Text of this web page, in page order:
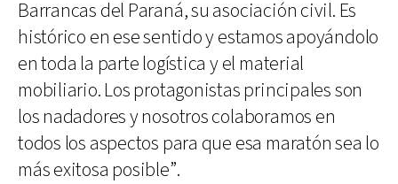
Barrancas del Paraná, su asociación civil. Es
histórico en ese sentido y estamos apoyándolo
en toda la parte logística y el material
mobiliario. Los protagonistas principales son
los nadadores y nosotros colaboramos en
todos los aspectos para que esa maratón sea lo
más exitosa posible”.